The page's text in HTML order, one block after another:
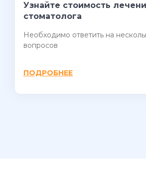
Узнайте стоимость
стоматолога
Необходимо ответить на
вопросов
ПОДРОБНЕЕ